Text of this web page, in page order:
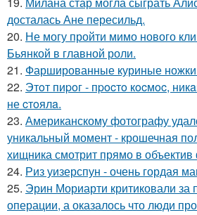
досталась Ане пересильд.
20. Не могу пройти мимо нового
Бьянкой в главной роли.
21. Фаршированные куриные
22. Этoт пиpoг - пpocтo кocмoc,
не cтoялa.
23. Американскому фотографу
уникальный момент - крошечная
хищника смотрит прямо в
24. Риз уизерспун - очень гордая
25. Эрин Мориарти критиковали за
операции, а оказалось что люди